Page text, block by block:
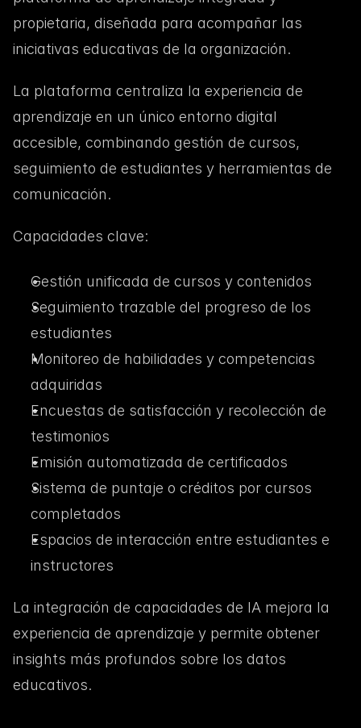
propietaria, diseñada para acompañar las
iniciativas educativas de la organización.
La plataforma centraliza la experiencia de
aprendizaje en un único entorno digital
accesible, combinando gestión de cursos,
seguimiento de estudiantes y herramientas de
comunicación.
Capacidades clave:
Gestión unificada de cursos y contenidos
Seguimiento trazable del progreso de los
estudiantes
Monitoreo de habilidades y competencias
adquiridas
Encuestas de satisfacción y recolección de
testimonios
Emisión automatizada de certificados
Sistema de puntaje o créditos por cursos
completados
Espacios de interacción entre estudiantes e
instructores
La integración de capacidades de IA mejora la
experiencia de aprendizaje y permite obtener
insights más profundos sobre los datos
educativos.